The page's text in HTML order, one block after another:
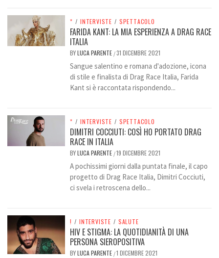
* / INTERVISTE / SPETTACOLO
FARIDA KANT: LA MIA ESPERIENZA A DRAG RACE
ITALIA
BYLUCA PARENTE /31 DICEMBRE 2021
Sangue salentino e romana d'adozione, icona
di stile e finalista di Drag Race Italia, Farida
Kant si è raccontata rispondendo...
* / INTERVISTE / SPETTACOLO
DIMITRI COCCIUTI: COSÌ HO PORTATO DRAG
RACE IN ITALIA
BYLUCA PARENTE /19 DICEMBRE 2021
A pochissimi giorni dalla puntata finale, il capo
progetto di Drag Race Italia, Dimitri Cocciuti,
ci svela i retroscena dello...
! / INTERVISTE / SALUTE
HIV E STIGMA: LA QUOTIDIANITÀ DI UNA
PERSONA SIEROPOSITIVA
BYLUCA PARENTE /1 DICEMBRE 2021